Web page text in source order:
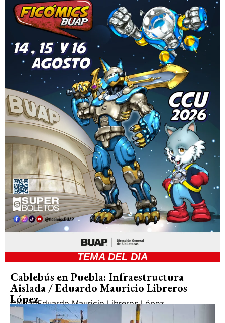
TEMA DEL DIA
Cablebús en Puebla: Infraestructura
Aislada / Eduardo Mauricio Libreros
López
CiudadEduardo Mauricio Libreros López